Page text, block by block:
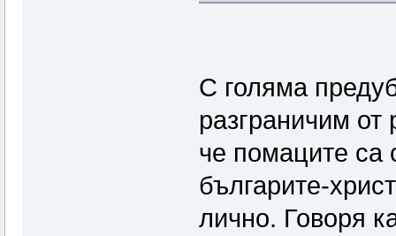
С голяма
разграничим от
че помаците са
българите-
лично. Говоря